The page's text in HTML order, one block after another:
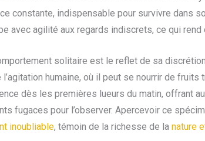
constante, indispensable pour survivre dans
avec agilité aux regards indiscrets, ce qui rend
solitaire est le reflet de sa
l’agitation humaine, où il peut se nourrir de
dès les premières lueurs du matin, offrant
fugaces pour l’observer. Apercevoir ce
inoubliable, témoin de la richesse de la nature